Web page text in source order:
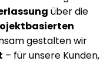
über die
gestalten wir
– für unsere Kunden,